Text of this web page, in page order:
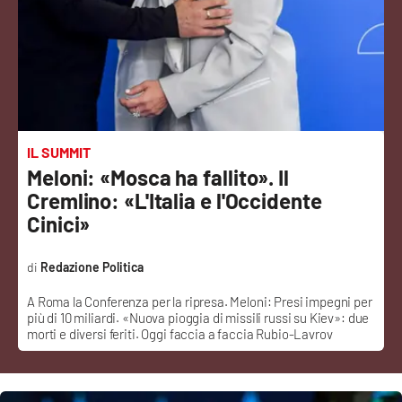
Podcast
Meteo
VIDEO
Ambiente
Cronaca
IL SUMMIT
Meloni: «Mosca ha fallito». Il
Cremlino: «L'Italia e l'Occidente
Cinici»
A Roma la Conferenza per la ripresa. Meloni: Presi impegni per
più di 10 miliardi. «Nuova pioggia di missili russi su Kiev»: due
morti e diversi feriti. Oggi faccia a faccia Rubio-Lavrov
Redazione Politica